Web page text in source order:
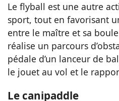
Le flyball est une autre
sport, tout en favorisant
entre le maître et sa
réalise un parcours
pédale d’un lanceur de
le jouet au vol et le
Le canipaddle